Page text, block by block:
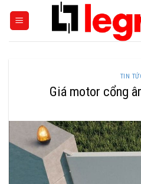
TIN
Giá motor cổng